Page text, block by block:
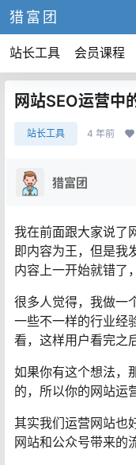
猎富团
站长工具 会员课程
网站SEO运营中
站长工具 4 年前
猎富团
我在前面跟大家说了
即内容为王，但是我
内容上一开始就错了
很多人觉得，我做一
一些不一样的行业经
看，这样用户看完之
如果你有这个想法，
的，所以你的网站运
其实我们运营网站也
网站和公众号带来的